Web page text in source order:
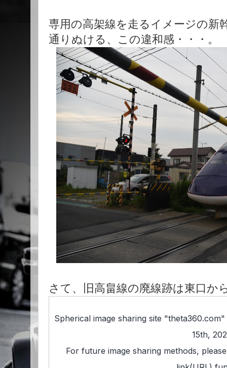
専用の高架線を走るイメージの新
通りぬける、この違和感・・・。
さて、旧高畠線の廃線跡は東口か